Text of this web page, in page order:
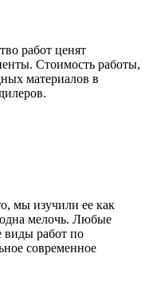
работ ценят
Стоимость работы,
материалов в
мы изучили ее как
одна мелочь. Любые
виды работ по
современное